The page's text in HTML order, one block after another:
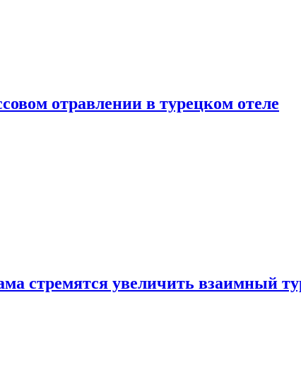
отравлении в турецком отеле
стремятся увеличить взаимный